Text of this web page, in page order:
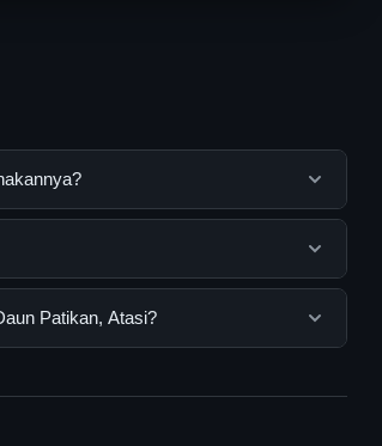
untuk membantu pengguna
pengguna. Tidak ada biaya
Patikan, Atasi?